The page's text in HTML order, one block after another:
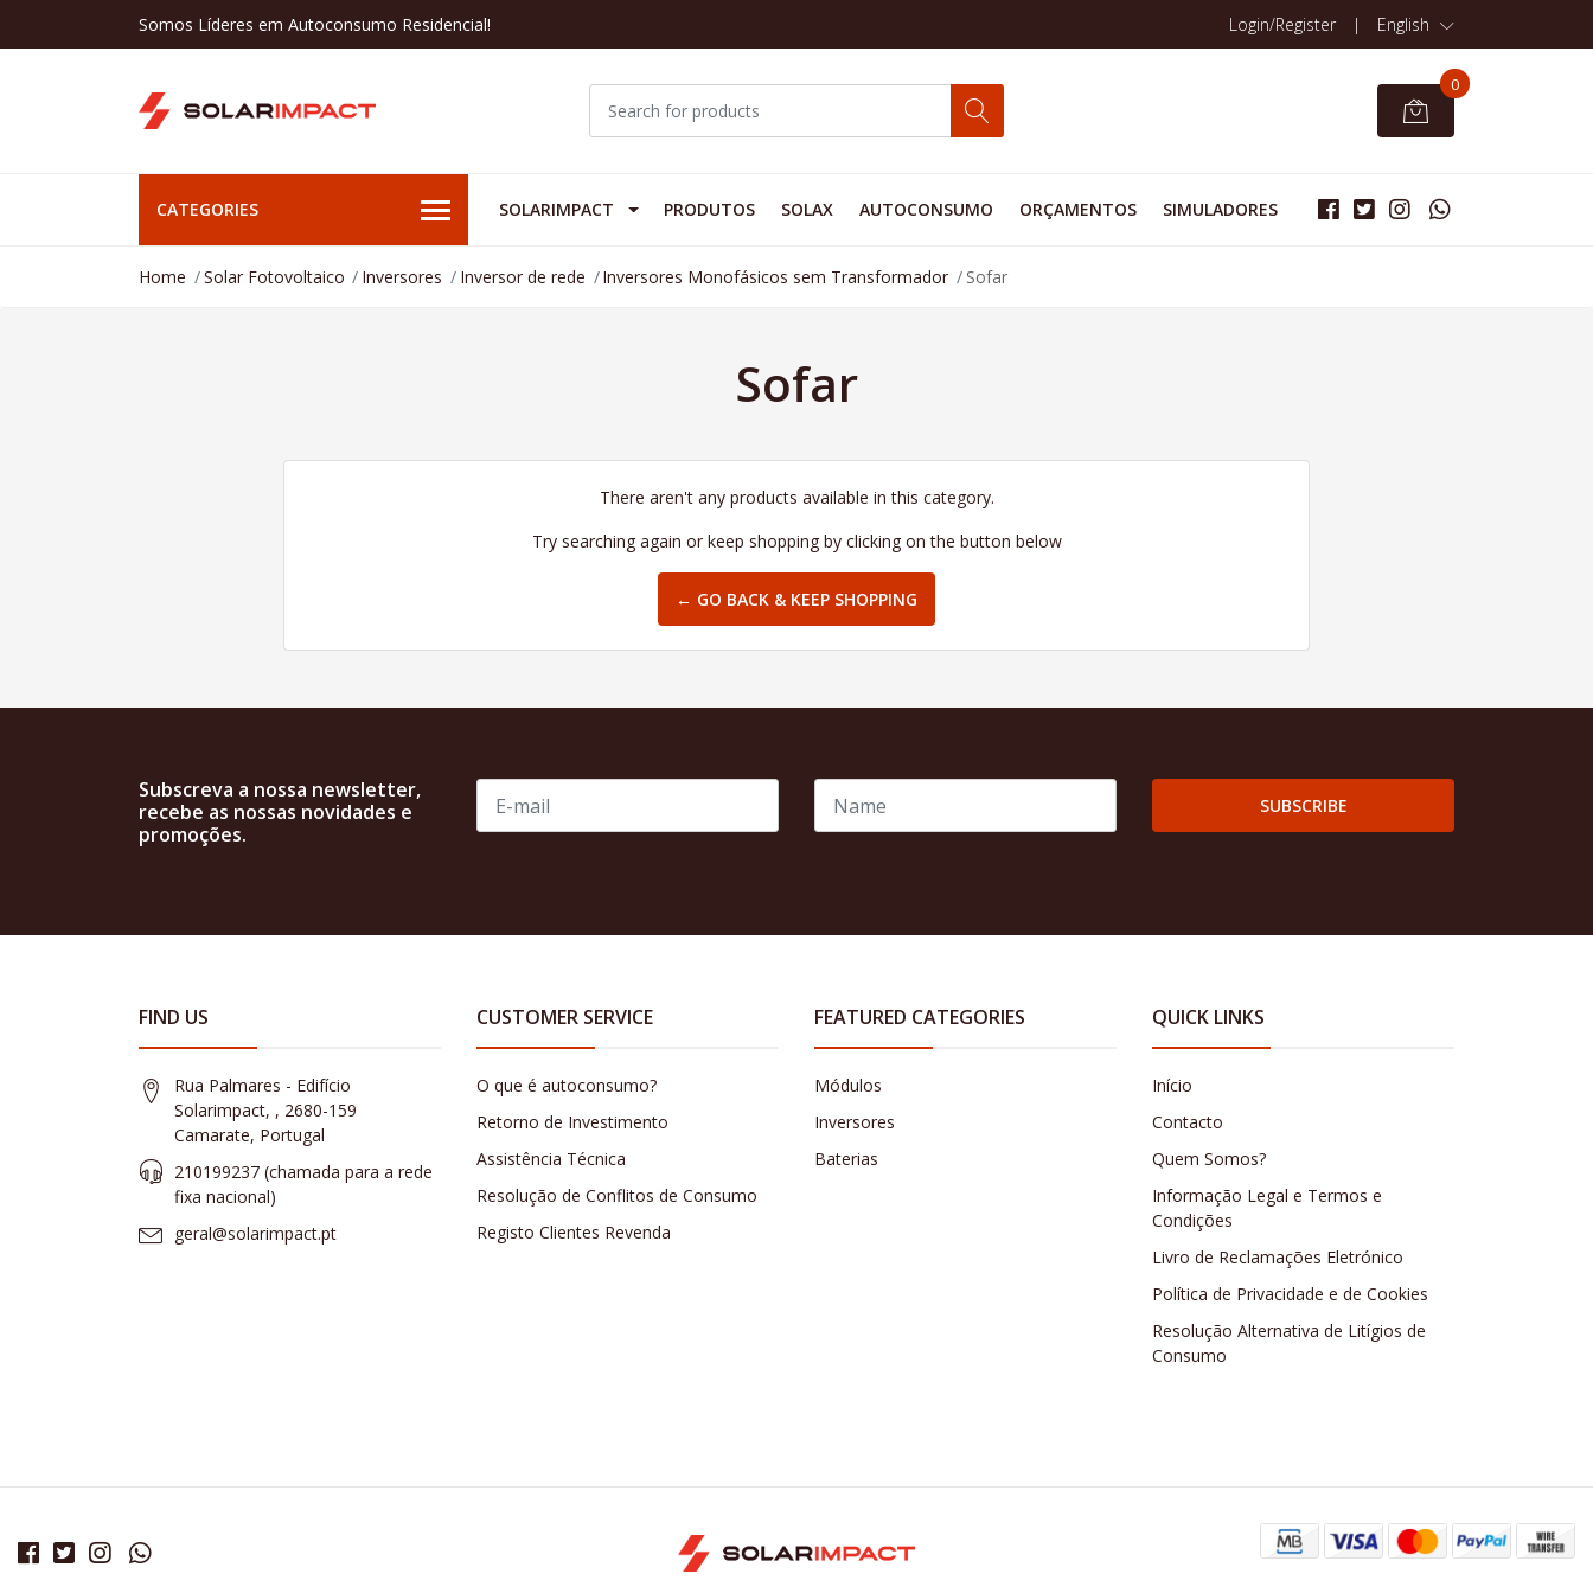
Somos Líderes em Autoconsumo Residencial! Login/Register | English
0
CATEGORIES SOLARIMPACT PRODUTOS SOLAX AUTOCONSUMO ORÇAMENTOS SIMULADORES
Home Solar Fotovoltaico Inversores Inversor de rede Inversores Monofásicos sem Transformador Sofar
Sofar
There aren't any products available in this category.
Try searching again or keep shopping by clicking on the button below
← GO BACK & KEEP SHOPPING
Subscreva a nossa newsletter,
recebe as nossas novidades e
promoções.
SUBSCRIBE
FIND US
Rua Palmares - Edifício
Solarimpact, , 2680-159
Camarate, Portugal
210199237 (​chamada para a rede
fixa nacional)
geral@solarimpact.pt
CUSTOMER SERVICE
O que é autoconsumo?
Retorno de Investimento
Assistência Técnica
Resolução de Conflitos de Consumo
Registo Clientes Revenda
FEATURED CATEGORIES
Módulos
Inversores
Baterias
QUICK LINKS
Início
Contacto
Quem Somos?
Informação Legal e Termos e
Condições
Livro de Reclamações Eletrónico
Política de Privacidade e de Cookies
Resolução Alternativa de Litígios de
Consumo